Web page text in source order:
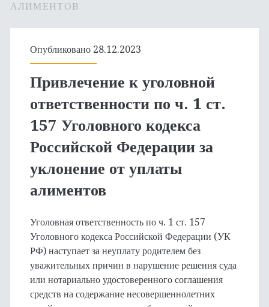
АЛИМЕНТОВ
Опубликовано 28.12.2023
Привлечение к уголовной
ответственности по ч. 1 ст.
157 Уголовного кодекса
Российской Федерации за
уклонение от уплаты
алиментов
Уголовная ответственность по ч. 1 ст. 157
Уголовного кодекса Российской Федерации (УК
РФ) наступает за неуплату родителем без
уважительных причин в нарушение решения суда
или нотариально удостоверенного соглашения
средств на содержание несовершеннолетних